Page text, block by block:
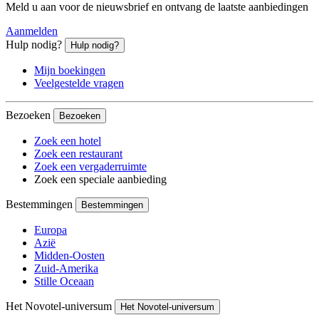
Meld u aan voor de nieuwsbrief en ontvang de laatste aanbiedingen
Aanmelden
Hulp nodig?
Hulp nodig?
Mijn boekingen
Veelgestelde vragen
Bezoeken Bezoeken
Zoek een hotel
Zoek een restaurant
Zoek een vergaderruimte
Zoek een speciale aanbieding
Bestemmingen Bestemmingen
Europa
Azië
Midden-Oosten
Zuid-Amerika
Stille Oceaan
Het Novotel-universum Het Novotel-universum